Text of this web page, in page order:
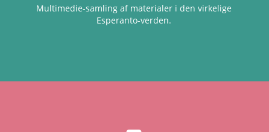
Multimedie-samling af materialer i den virkelige
Esperanto-verden.